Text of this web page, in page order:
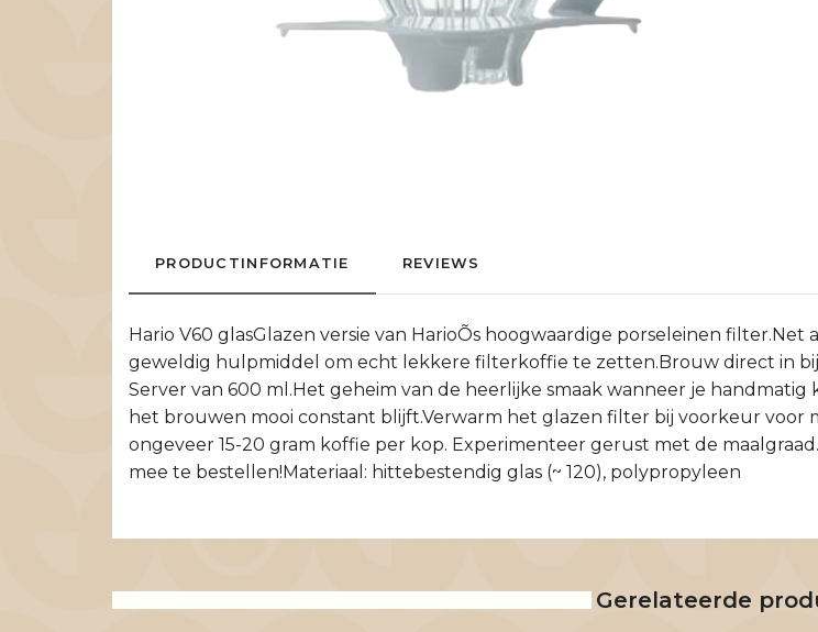
PRODUCTINFORMATIE REVIEWS
Hario V60 glasGlazen versie van HarioÕs hoogwaardige porseleinen
geweldig hulpmiddel om echt lekkere filterkoffie te zetten.Brouw direct in
Server van 600 ml.Het geheim van de heerlijke smaak wanneer je
het brouwen mooi constant blijft.Verwarm het glazen filter bij voorkeur
ongeveer 15-20 gram koffie per kop. Experimenteer gerust met de
mee te bestellen!Materiaal: hittebestendig glas (~ 120), polypropyleen
Gerelateerde